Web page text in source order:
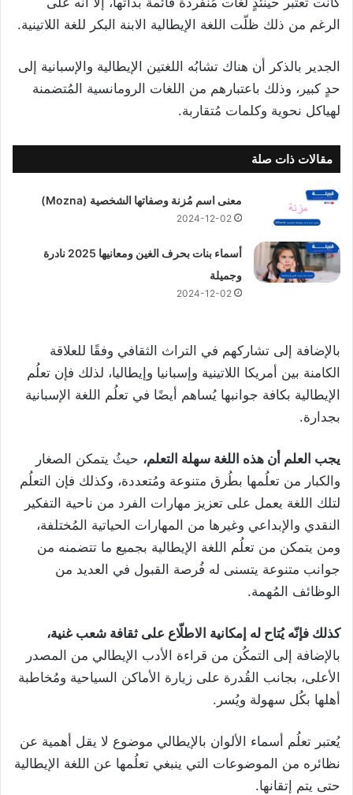
الرغم من ذلك ظلّت اللغة الإيطالية الابنة البكر للغة اللاتينية.
الجدير بالذكر أن هناك تشابُه اللغتين الإيطالية والإسبانية إلى
حدٍ كبير، وذلك باعتبارهم من اللغات الرومانسية المُتضمنة
لهياكل نحوية وكلمات مُتقاربة.
مقالات ذات صلة
معنى اسم مُزنة وصفاتها الشخصية (Mozna)
2024-12-02
أسماء بنات بحرف الغين ومعانيها 2025 نادرة
وجميلة
2024-12-02
بالإضافة إلى تشاركهم في التراث الثقافي وفقًا للعلاقة
الكامنة بين أمريكا اللاتينية وإسبانيا وإيطاليا، لذلك فإن تعلُم
الإيطالية بكافة جوانبها يُساهم أيضًا في تعلُم اللغة الإسبانية
بجدارة.
يجب العلم أن هذه اللغة سهلة التعلم، حيثُ يتمكن الصغار
والكبار من تعلُمها بطُرق متنوعة ومُتعددة، وكذلك فإن التعلُم
لتلك اللغة يعمل على تعزيز مهارات الفرد من ناحية التفكير
النقدي والإبداعي وغيرها من المهارات الحياتية المُختلفة،
ومن يتمكن من تعلُم اللغة الإيطالية بجميع ما تتضمنه من
جوانب متنوعة يتسنى له فُرصة القبول في العديد من
الوظائف المُهمة.
كذلك فإنّه يُتاح له إمكانية الاطلّاع على ثقافة شعب غنية،
بالإضافة إلى التمكُن من قراءة الأدب الإيطالي من المصدر
الأعلى، بجانب القُدرة على زيارة الأماكن السياحية ومُخاطبة
أهلها بكُل سهولة ويُسر.
يُعتبر تعلُم أسماء الألوان بالإيطالي موضوع لا يقل أهمية عن
نظائره من الموضوعات التي ينبغي تعلُمها عن اللغة الإيطالية
حتى يتم إتقانها.